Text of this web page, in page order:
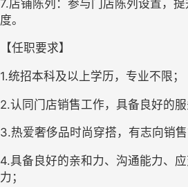
7.店铺陈列：参与门店陈列设置，
度。
【任职要求】
1.统招本科及以上学历，专业不限；
2.认同门店销售工作，具备良好的服
3.热爱奢侈品时尚穿搭，有志向销售
4.具备良好的亲和力、沟通能力、
力；